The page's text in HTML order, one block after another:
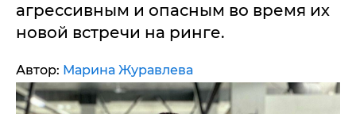
агрессивным и опасным во время их
новой встречи на ринге.
Автор: Марина Журавлева